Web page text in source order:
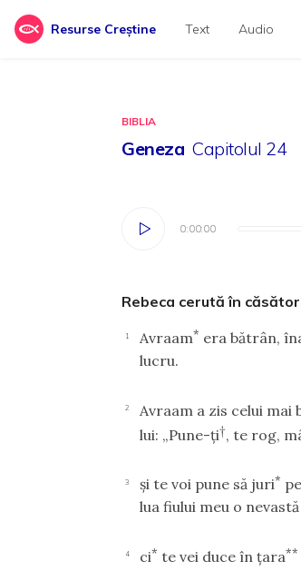
Resurse Creștine Text Audio
BIBLIA
Geneza Capitolul 24
0:00:00
0:00:00
Rebeca cerută în
1 Avraam* era bătrân,
lucru.
2 Avraam a zis celui mai
lui: „Pune-ţi†, te rog,
3 şi te voi pune să juri*
lua fiului meu o
4 ci* te vei duce în ţara**